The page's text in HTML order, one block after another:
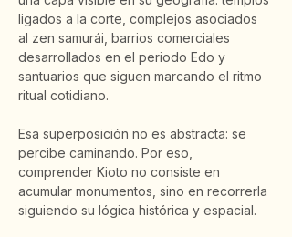
ligados a la corte, complejos asociados
al zen samurái, barrios comerciales
desarrollados en el periodo Edo y
santuarios que siguen marcando el ritmo
ritual cotidiano.
Esa superposición no es abstracta: se
percibe caminando. Por eso,
comprender Kioto no consiste en
acumular monumentos, sino en recorrerla
siguiendo su lógica histórica y espacial.